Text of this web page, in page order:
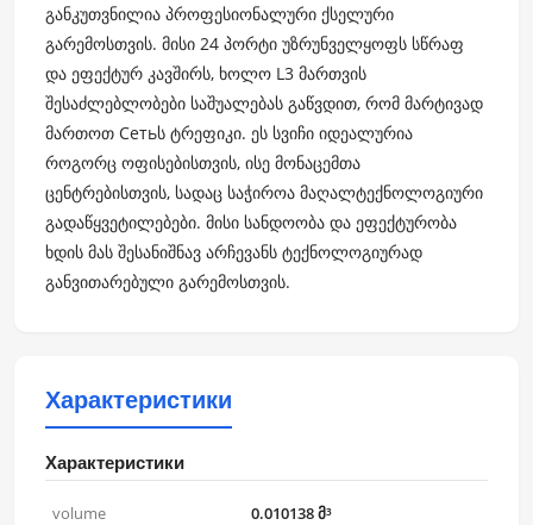
განკუთვნილია პროფესიონალური ქსელური
გარემოსთვის. მისი 24 პორტი უზრუნველყოფს სწრაფ
და ეფექტურ კავშირს, ხოლო L3 მართვის
შესაძლებლობები საშუალებას გაწვდით, რომ მარტივად
მართოთ Сетьს ტრეფიკი. ეს სვიჩი იდეალურია
როგორც ოფისებისთვის, ისე მონაცემთა
ცენტრებისთვის, სადაც საჭიროა მაღალტექნოლოგიური
გადაწყვეტილებები. მისი სანდოობა და ეფექტურობა
ხდის მას შესანიშნავ არჩევანს ტექნოლოგიურად
განვითარებული გარემოსთვის.
Характеристики
Характеристики
volume
0.010138 მ³